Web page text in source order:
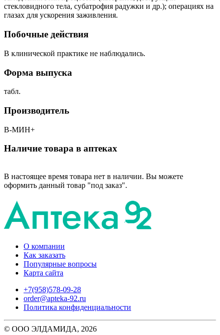
стекловидного тела, субатрофия радужки и др.); операциях на
глазах для ускорения заживления.
Побочные действия
В клинической практике не наблюдались.
Форма выпуска
табл.
Производитель
В-МИН+
Наличие товара в аптеках
В настоящее время товара нет в наличии. Вы можете
оформить данный товар "под заказ".
О компании
Как заказать
Популярные вопросы
Карта сайта
+7(958)578-09-28
order@apteka-92.ru
Политика конфиденциальности
© ООО ЭЛДАМИДА, 2026